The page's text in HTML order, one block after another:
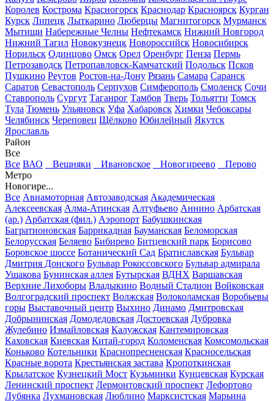
Королев Кострома Красногорск Краснодар Красноярск Курган
Курск Липецк Лыткарино Люберцы Магнитогорск Мурманск
Мытищи Набережные Челны Нефтекамск Нижний Новгород
Нижний Тагил Новокузнецк Новороссийск Новосибирск
Норильск Одинцово Омск Орел Оренбург Пенза Пермь
Петрозаводск Петропавловск-Камчатский Подольск Псков
Пушкино Реутов Ростов-на-Дону Рязань Самара Саранск
Саратов Севастополь Серпухов Симферополь Смоленск Сочи
Ставрополь Сургут Таганрог Тамбов Тверь Тольятти Томск
Тула Тюмень Ульяновск Уфа Хабаровск Химки Чебоксары
Челябинск Череповец Щёлково Юбилейный Якутск
Ярославль
Район
Все
Все ВАО Вешняки Ивановское Новогиреево
Перово
Метро
Новогире...
Все Авиамоторная Автозаводская Академическая
Алексеевская Алма-Атинская Алтуфьево Аннино Арбатская
(ар.) Арбатская (фил.) Аэропорт Бабушкинская
Багратионовская Баррикадная Бауманская Беломорская
Белорусская Беляево Бибирево Битцевский парк Борисово
Боровское шоссе Ботанический Сад Братиславская Бульвар
Дмитрия Донского Бульвар Рокоссовского Бульвар адмирала
Ушакова Бунинская аллея Бутырская ВДНХ Варшавская
Верхние Лихоборы Владыкино Водный Стадион Войковская
Волгоградский проспект Волжская Волоколамская Воробьевы
горы Выставочный центр Выхино Динамо Дмитровская
Добрынинская Домодедовская Достоевская Дубровка
Жулебино Измайловская Калужская Кантемировская
Каховская Киевская Китай-город Коломенская Комсомольская
Коньково Котельники Краснопресненская Красносельская
Красные ворота Крестьянская застава Кропоткинская
Крылатское Кузнецкий Мост Кузьминки Кунцевская Курская
Ленинский проспект Лермонтовский проспект Лефортово
Лубянка Лухмановская Люблино Марксистская Марьина